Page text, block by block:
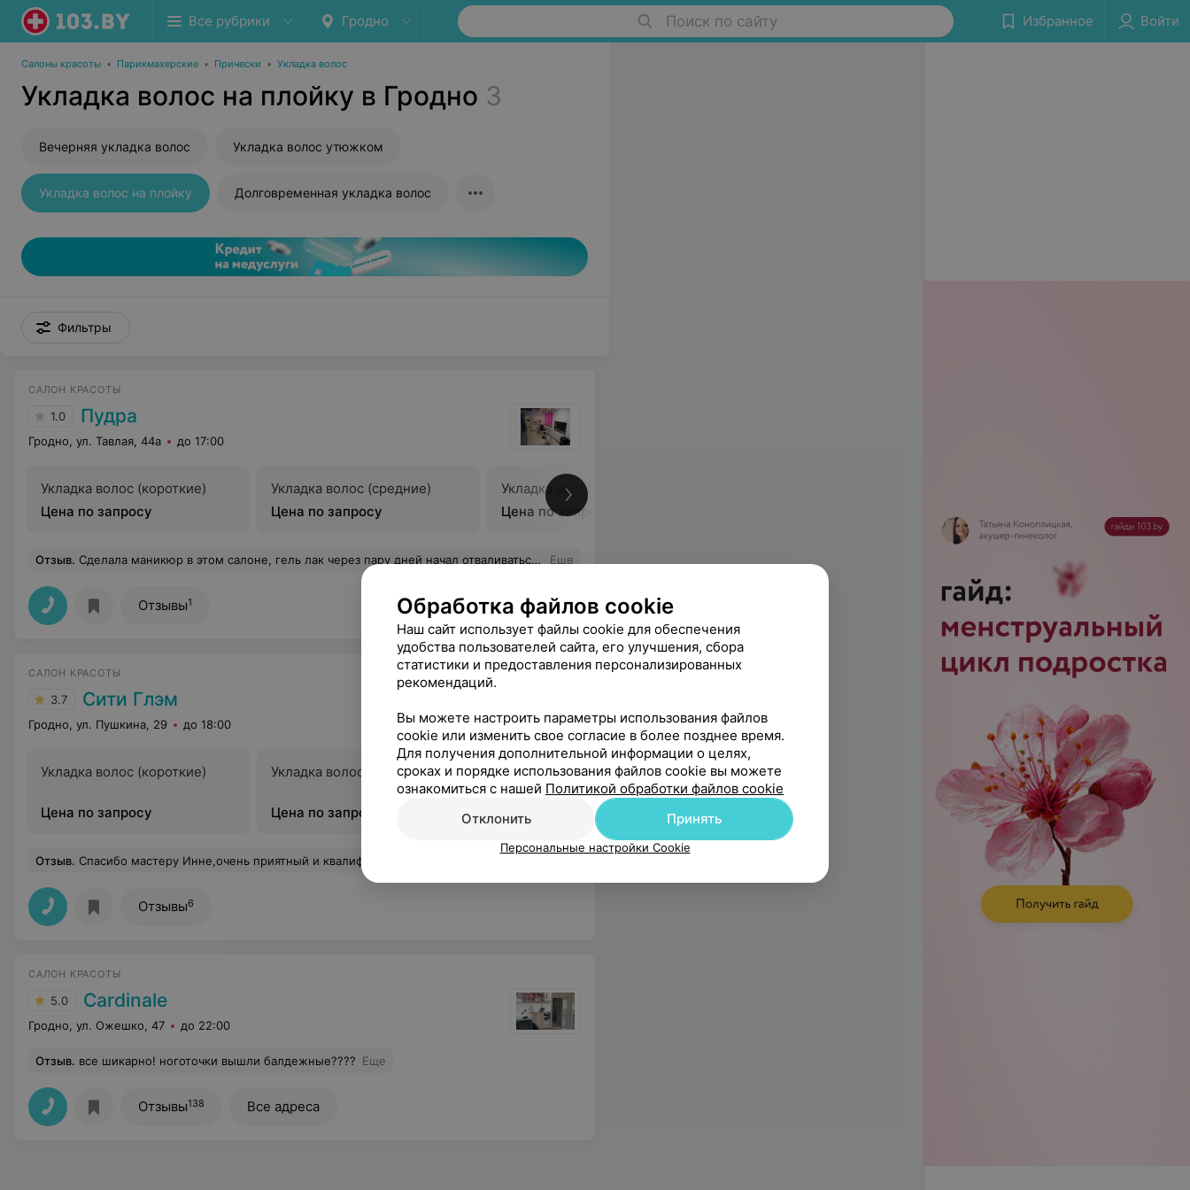
Все рубрики Гродно Поиск по сайту Избранное Войти
Салоны красоты • Парикмахерские • Прически • Укладка волос
Укладка волос на плойку в Гродно 3
Вечерняя укладка волос Укладка волос утюжком
Укладка волос на плойку Долговременная укладка волос
Фильтры
САЛОН КРАСОТЫ
1.0 Пудра
Гродно, ул. Тавлая, 44а до 17:00
Укладка волос (короткие)
Цена по запросу
Укладка волос (средние)
Цена по запросу
Укладка волос (длинные)
Цена по запросу
Отзыв. Сделала маникюр в этом салоне, гель лак через пару дней начал отваливаться, не рекомендую ! Еще
Отзывы1
САЛОН КРАСОТЫ
3.7 Сити Глэм
Гродно, ул. Пушкина, 29 до 18:00
Укладка волос (короткие)
Цена по запросу
Укладка волос (средние)
Цена по запросу
Укладка волос (длинные)
Цена по запросу
Укладка «каре»
Цена по запросу
Укладка с элементами
прически
Цена по запросу
Отзыв. Спасибо мастеру Инне,очень приятный и квалифицированный специалист!Было очень приятно!
Отзывы6
САЛОН КРАСОТЫ
5.0 Cardinale
Гродно, ул. Ожешко, 47 до 22:00
Отзыв. все шикарно! ноготочки вышли балдежные???? Еще
Отзывы138 Все адреса
Обработка файлов cookie
Наш сайт использует файлы cookie для обеспечения
удобства пользователей сайта, его улучшения, сбора
статистики и предоставления персонализированных
рекомендаций.
Вы можете настроить параметры использования файлов
cookie или изменить свое согласие в более позднее время.
Для получения дополнительной информации о целях,
сроках и порядке использования файлов cookie вы можете
ознакомиться с нашей Политикой обработки файлов cookie
Отклонить
Принять
Персональные настройки Cookie